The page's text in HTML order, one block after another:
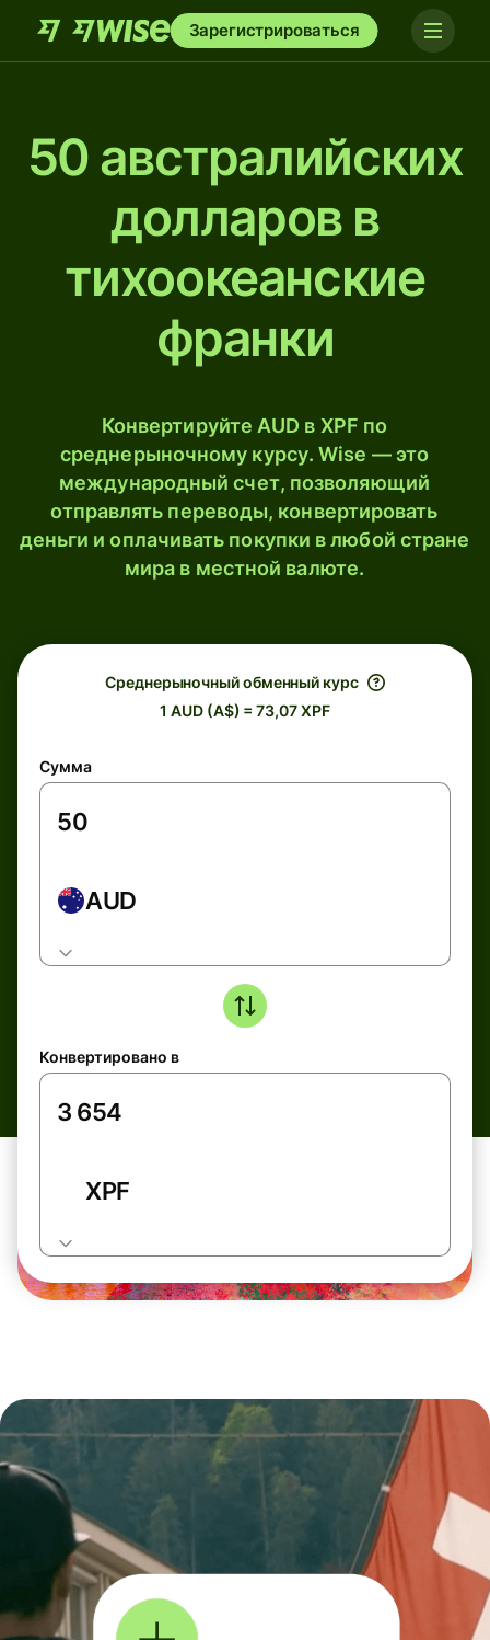
Зарегистрироваться
50 австралийских
долларов в
тихоокеанские
франки
Конвертируйте AUD в XPF по
среднерыночному курсу. Wise — это
международный счет, позволяющий
отправлять переводы, конвертировать
деньги и оплачивать покупки в любой стране
мира в местной валюте.
Среднерыночный обменный курс
1 AUD (A$) = 73,07 XPF
Сумма
AUD
Конвертировано в
XPF